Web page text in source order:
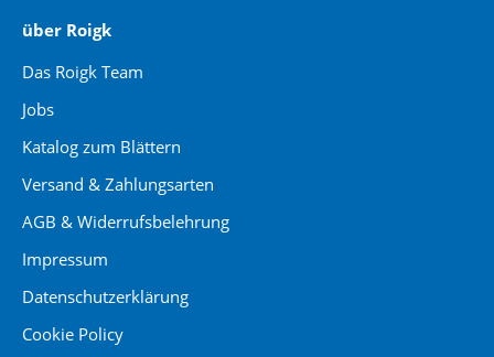
über Roigk
Das Roigk Team
Jobs
Katalog zum Blättern
Versand & Zahlungsarten
AGB & Widerrufsbelehrung
Impressum
Datenschutzerklärung
Cookie Policy